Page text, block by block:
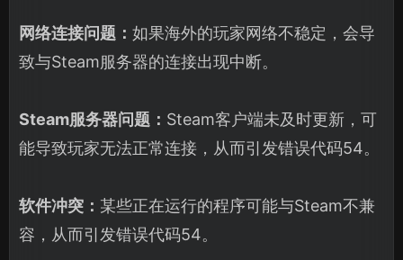
网络连接问题： 如果海外的玩家网络不稳定，会导
致与Steam服务器的连接出现中断。
Steam服务器问题： Steam客户端未及时更新，可
能导致玩家无法正常连接，从而引发错误代码54。
软件冲突： 某些正在运行的程序可能与Steam不兼
容，从而引发错误代码54。